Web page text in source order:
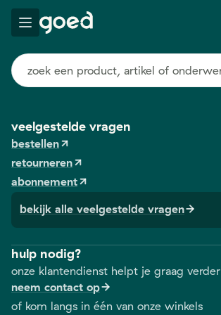
veelgestelde vragen
bestellen
retourneren
abonnement
bekijk alle veelgestelde vragen
hulp nodig?
onze klantendienst helpt je graag verder
neem contact op
of kom langs in één van onze winkels